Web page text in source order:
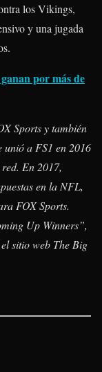
los Vikings,
y una jugada
por más de
Sports y también
unió a FS1 en 2016
En 2017,
en la NFL,
FOX Sports.
Up Winners”,
sitio web The Big